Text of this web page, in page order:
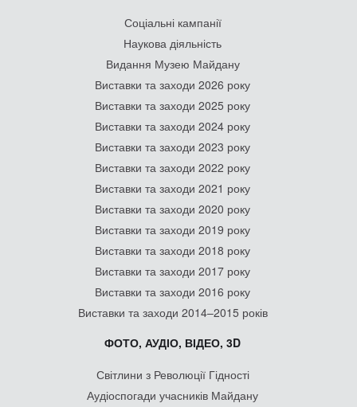
Соціальні кампанії
Наукова діяльність
Видання Музею Майдану
Виставки та заходи 2026 року
Виставки та заходи 2025 року
Виставки та заходи 2024 року
Виставки та заходи 2023 року
Виставки та заходи 2022 року
Виставки та заходи 2021 року
Виставки та заходи 2020 року
Виставки та заходи 2019 року
Виставки та заходи 2018 року
Виставки та заходи 2017 року
Виставки та заходи 2016 року
Виставки та заходи 2014–2015 років
ФОТО, АУДІО, ВІДЕО, 3D
Світлини з Революції Гідності
Аудіоспогади учасників Майдану